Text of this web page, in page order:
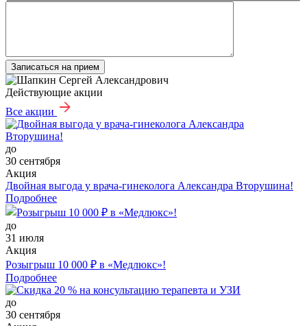
Записаться на прием
Действующие акции
Все акции
до
30 сентября
Акция
Двойная выгода у врача‑гинеколога Александра Вторушина!
Подробнее
до
31 июля
Акция
Розыгрыш 10 000 ₽ в «Медлюкс»!
Подробнее
до
30 сентября